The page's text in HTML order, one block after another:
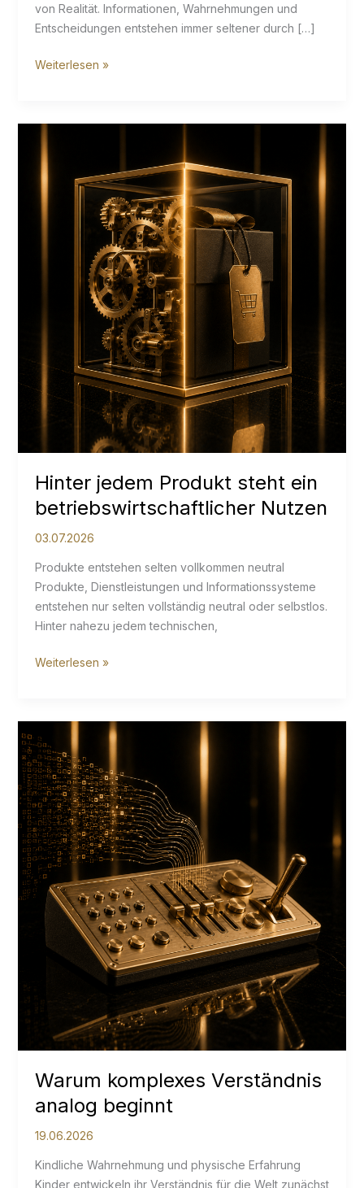
von Realität. Informationen, Wahrnehmungen und
Entscheidungen entstehen immer seltener durch […]
Wenn
Systeme
ersetzt
wird
Weiterlesen »
Hinter jedem Produkt steht ein
betriebswirtschaftlicher Nutzen
03.07.2026
Produkte entstehen selten vollkommen neutral
Produkte, Dienstleistungen und Informationssysteme
entstehen nur selten vollständig neutral oder selbstlos.
Hinter nahezu jedem technischen,
Hinter
steht
ein
betriebswirtschaftlicher
Nutzen
Weiterlesen »
Warum komplexes Verständnis
analog beginnt
19.06.2026
Kindliche Wahrnehmung und physische Erfahrung
Kinder entwickeln ihr Verständnis für die Welt zunächst